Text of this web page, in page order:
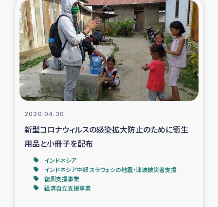
ガザ地区における被災住民への緊急支援
ガザ地区酪農を通した女性グループの生計支援
ふりかけ普及と食生活改善による栄養改善事業
フェアトレード事業
緊急支援事業
女性の生計向上を通じた子どもの栄養改善事業
民際教育
2020.04.30
新型コロナウィルスの感染拡大防止のために衛生
用品と小冊子を配布
インドネシア
インドネシア中部 スラウェシの地震・津波被災者支援
復興支援事業
経済自立支援事業